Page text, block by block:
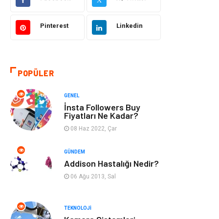
Otomotiv Tanıtıcı Reklam
Cilt ve Deri
Hastalıkları
Emlak
Ağız ve Diş
Organizasyon Hastalıklar
Pinterest Linkedin
POPÜLER
GENEL
İnsta Followers Buy
Fiyatları Ne Kadar?
08 Haz 2022, Çar
GÜNDEM
Addison Hastalığı Nedir?
06 Ağu 2013, Sal
TEKNOLOJI